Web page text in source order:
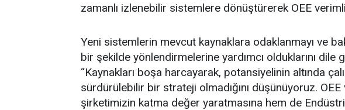
zamanlı izlenebilir sistemlere dönüştürerek OEE
Yeni sistemlerin mevcut kaynaklara odaklanmayı ve
bir şekilde yönlendirmelerine yardımcı olduklarını dile
“Kaynakları boşa harcayarak, potansiyelinin altında
sürdürülebilir bir strateji olmadığını düşünüyoruz.
şirketimizin katma değer yaratmasına hem de